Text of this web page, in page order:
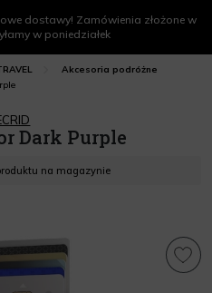
dostawy! Zamówienia złożone w
w poniedziałek
Akcesoria podróżne
Dark Purple
na magazynie